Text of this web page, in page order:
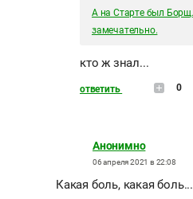
А на Старте был
замечательно.
кто ж знал...
ответить 0
Анонимно
06 апреля 2021 в 22:08
Какая боль, какая